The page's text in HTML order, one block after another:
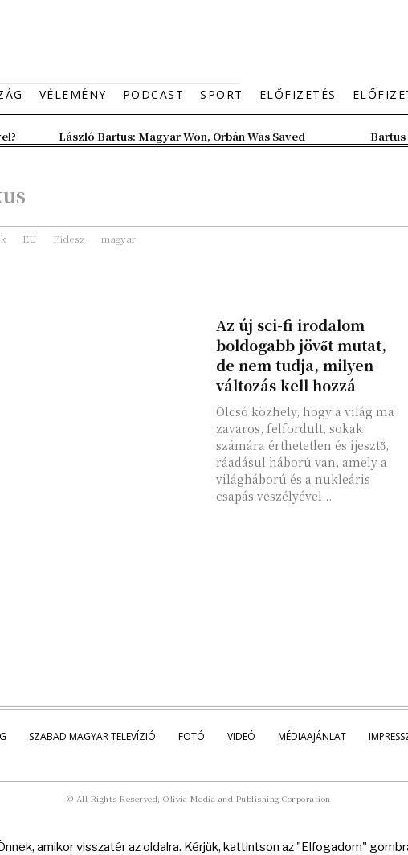
VÉLEMÉNY PODCAST SPORT ELŐFIZETÉS
László Bartus: Magyar Won, Orbán Was Saved
EU Fidesz magyar
Az új sci-fi irodalom
boldogabb jövőt mutat,
de nem tudja, milyen
változás kell hozzá
Olcsó közhely, hogy a világ ma
zavaros, felfordult, sokak
számára érthetetlen és ijesztő,
ráadásul háború van, amely a
világháború és a nukleáris
csapás veszélyével...
SZABAD MAGYAR TELEVÍZIÓ FOTÓ VIDEÓ MÉDIAAJÁNLAT
© All Rights Reserved, Olivia Media and Publishing Corporation
amikor visszatér az oldalra. Kérjük, kattintson az "Elfogadom"